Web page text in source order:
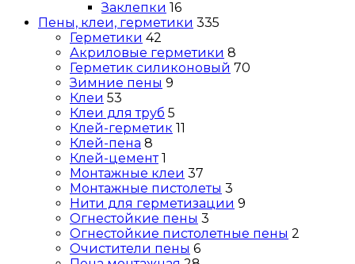
Заклепки 16
Пены, клеи, герметики 335
Герметики 42
Акриловые герметики 8
Герметик силиконовый 70
Зимние пены 9
Клеи 53
Клеи для труб 5
Клей-герметик 11
Клей-пена 8
Клей-цемент 1
Монтажные клеи 37
Монтажные пистолеты 3
Нити для герметизации 9
Огнестойкие пены 3
Огнестойкие пистолетные пены 2
Очистители пены 6